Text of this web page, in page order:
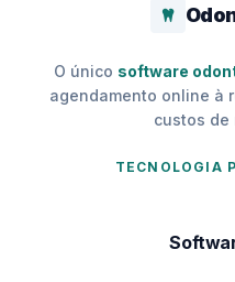
O único software
agendamento online à
custos de
TECNOLOGIA